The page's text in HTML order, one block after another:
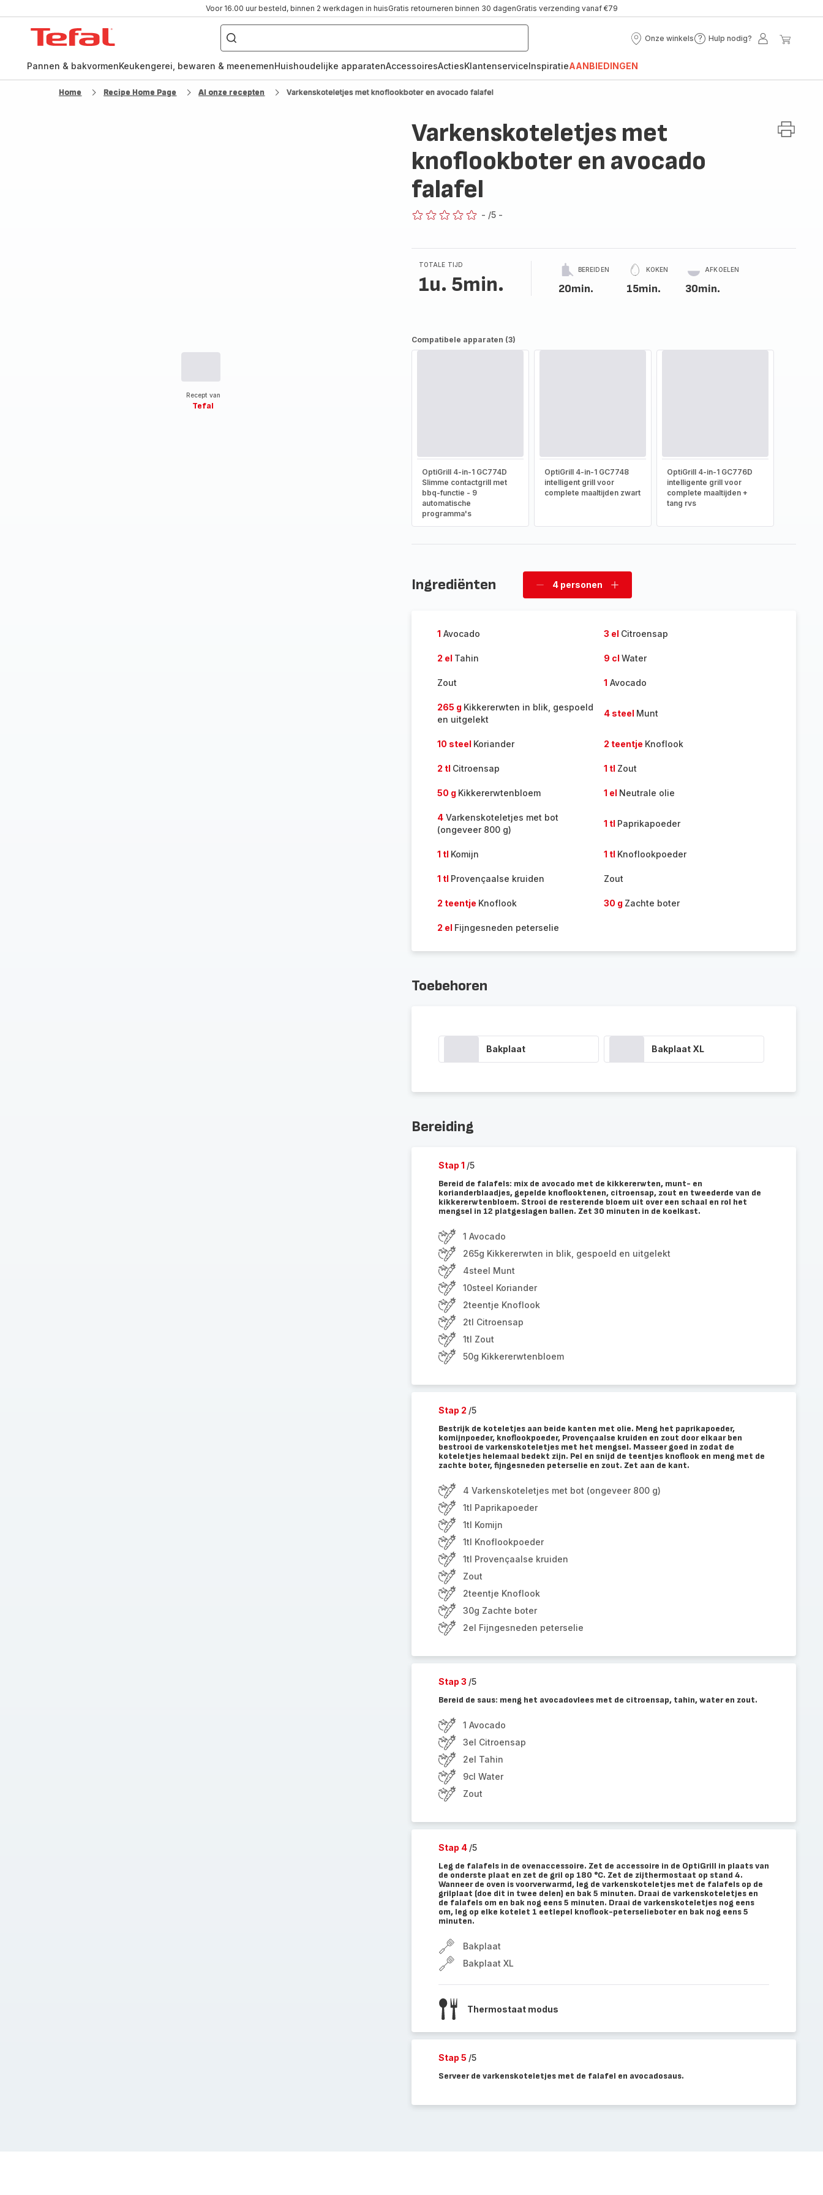
Voor 16.00 uur besteld, binnen 2 werkdagen in huisGratis retourneren binnen 30 dagenGratis verzending vanaf €79
Waar
ben
naar
Onze winkels
Onze
Hulp nodig?
Hulp
Mijn
Pannen & bakvormenKeukengerei, bewaren & meenemenHuishoudelijke apparatenAccessoiresActiesKlantenserviceInspiratieAANBIEDINGEN
Home Recipe Home Page Al onze recepten Varkenskoteletjes met knoflookboter en avocado falafel
Recept van
Tefal
Varkenskoteletjes met
knoflookboter en avocado
falafel
- /5 -
TOTALE TIJD
1u. 5min.
BEREIDEN
20min.
KOKEN
15min.
AFKOELEN
30min.
Compatibele apparaten (3)
OptiGrill 4-in-1 GC774D
Slimme contactgrill met
bbq-functie - 9
automatische
programma's
OptiGrill 4-in-1 GC7748
intelligent grill voor
complete maaltijden zwart
OptiGrill 4-in-1 GC776D
intelligente grill voor
complete maaltijden +
tang rvs
Ingrediënten
Verwijder
4 personen
Voeg
1 Avocado 3 el Citroensap
2 el Tahin 9 cl Water
Zout 1 Avocado
265 g Kikkererwten in blik, gespoeld
en uitgelekt
4 steel Munt
10 steel Koriander 2 teentje Knoflook
2 tl Citroensap 1 tl Zout
50 g Kikkererwtenbloem 1 el Neutrale olie
4Varkenskoteletjes met bot
(ongeveer 800 g)
1 tl Paprikapoeder
1 tl Komijn 1 tl Knoflookpoeder
1 tl Provençaalse kruiden Zout
2 teentje Knoflook 30 g Zachte boter
2 el Fijngesneden peterselie
Toebehoren
Bakplaat Bakplaat XL
Bereiding
Stap 1 /5
Bereid de falafels: mix de avocado met de kikkererwten, munt- en
korianderblaadjes, gepelde knoflooktenen, citroensap, zout en tweederde van de
kikkererwtenbloem. Strooi de resterende bloem uit over een schaal en rol het
mengsel in 12 platgeslagen ballen. Zet 30 minuten in de koelkast.
1 Avocado
265g Kikkererwten in blik, gespoeld en uitgelekt
4steel Munt
10steel Koriander
2teentje Knoflook
2tl Citroensap
1tl Zout
50g Kikkererwtenbloem
Stap 2 /5
Bestrijk de koteletjes aan beide kanten met olie. Meng het paprikapoeder,
komijnpoeder, knoflookpoeder, Provençaalse kruiden en zout door elkaar ben
bestrooi de varkenskoteletjes met het mengsel. Masseer goed in zodat de
koteletjes helemaal bedekt zijn. Pel en snijd de teentjes knoflook en meng met de
zachte boter, fijngesneden peterselie en zout. Zet aan de kant.
4 Varkenskoteletjes met bot (ongeveer 800 g)
1tl Paprikapoeder
1tl Komijn
1tl Knoflookpoeder
1tl Provençaalse kruiden
Zout
2teentje Knoflook
30g Zachte boter
2el Fijngesneden peterselie
Stap 3 /5
Bereid de saus: meng het avocadovlees met de citroensap, tahin, water en zout.
1 Avocado
3el Citroensap
2el Tahin
9cl Water
Zout
Stap 4 /5
Leg de falafels in de ovenaccessoire. Zet de accessoire in de OptiGrill in plaats van
de onderste plaat en zet de gril op 180 °C. Zet de zijthermostaat op stand 4.
Wanneer de oven is voorverwarmd, leg de varkenskoteletjes met de falafels op de
grilplaat (doe dit in twee delen) en bak 5 minuten. Draai de varkenskoteletjes en
de falafels om en bak nog eens 5 minuten. Draai de varkenskoteletjes nog eens
om, leg op elke kotelet 1 eetlepel knoflook-peterselieboter en bak nog eens 5
minuten.
Bakplaat
Bakplaat XL
Thermostaat modus
Stap 5 /5
Serveer de varkenskoteletjes met de falafel en avocadosaus.